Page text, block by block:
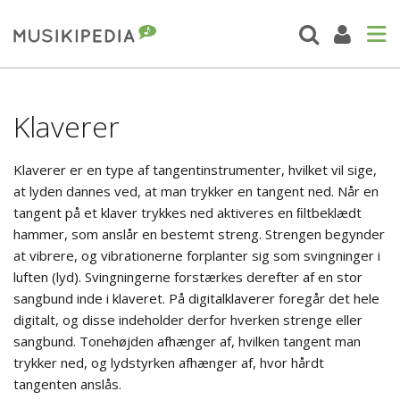
Klaverer
Klaverer er en type af tangentinstrumenter, hvilket vil sige,
at lyden dannes ved, at man trykker en tangent ned. Når en
tangent på et klaver trykkes ned aktiveres en ﬁltbeklædt
hammer, som anslår en bestemt streng. Strengen begynder
at vibrere, og vibrationerne forplanter sig som svingninger i
luften (lyd). Svingningerne forstærkes derefter af en stor
sangbund inde i klaveret. På digitalklaverer foregår det hele
digitalt, og disse indeholder derfor hverken strenge eller
sangbund. Tonehøjden afhænger af, hvilken tangent man
trykker ned, og lydstyrken afhænger af, hvor hårdt
tangenten anslås.